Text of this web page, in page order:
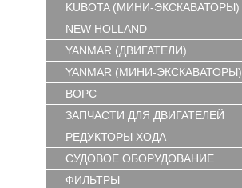
KUBOTA (МИНИ-ЭКСКАВАТОРЫ)
NEW HOLLAND
YANMAR (ДВИГАТЕЛИ)
YANMAR (МИНИ-ЭКСКАВАТОРЫ)
ВОРС
ЗАПЧАСТИ ДЛЯ ДВИГАТЕЛЕЙ
РЕДУКТОРЫ ХОДА
СУДОВОЕ ОБОРУДОВАНИЕ
ФИЛЬТРЫ